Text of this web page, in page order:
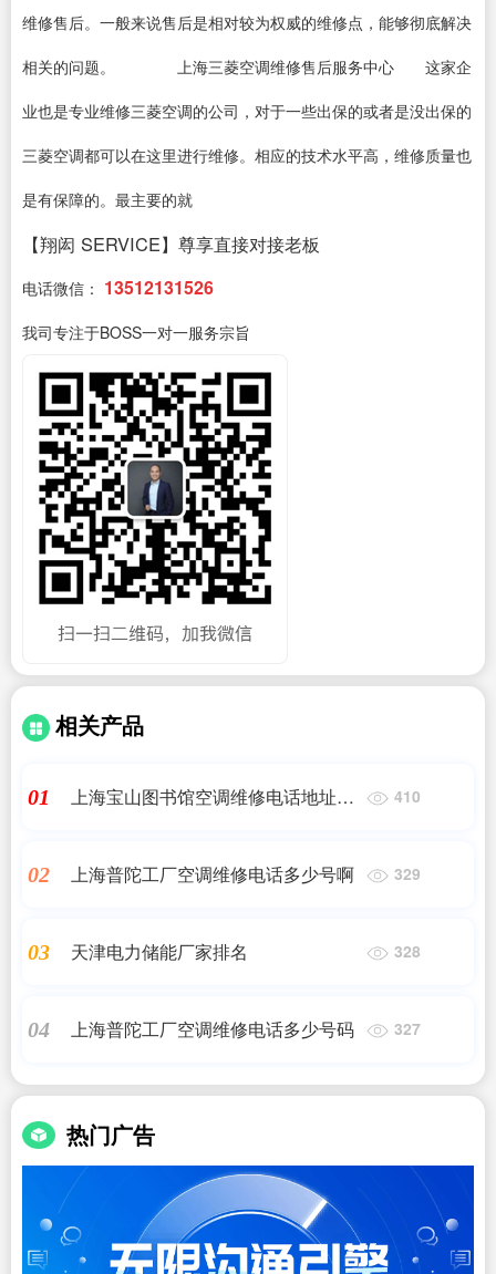
维修售后。一般来说售后是相对较为权威的维修点，能够彻底解决
相关的问题。 上海三菱空调维修售后服务中心 这家企
业也是专业维修三菱空调的公司，对于一些出保的或者是没出保的
三菱空调都可以在这里进行维修。相应的技术水平高，维修质量也
是有保障的。最主要的就
【翔闳 SERVICE】尊享直接对接老板
电话微信： 13512131526
我司专注于BOSS一对一服务宗旨
相关产品
01
上海宝山图书馆空调维修电话地址是
410
02 上海普陀工厂空调维修电话多少号啊 329
03 天津电力储能厂家排名 328
04 上海普陀工厂空调维修电话多少号码 327
热门广告